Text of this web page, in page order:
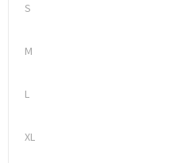
S
M
L
XL